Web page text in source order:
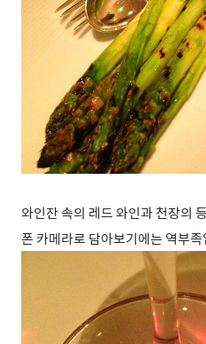
와인잔 속의 레드 와인과 천장의
폰 카메라로 담아보기에는 역부